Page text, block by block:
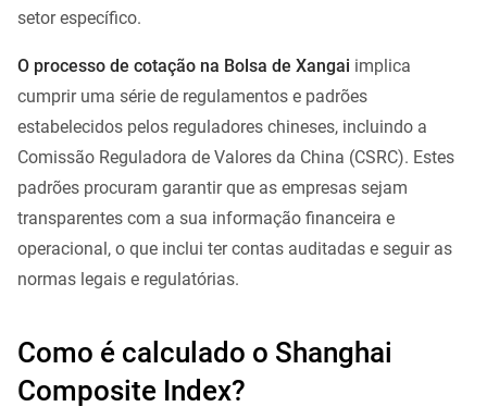
setor específico.
O processo de cotação na Bolsa de Xangai implica
cumprir uma série de regulamentos e padrões
estabelecidos pelos reguladores chineses, incluindo a
Comissão Reguladora de Valores da China (CSRC). Estes
padrões procuram garantir que as empresas sejam
transparentes com a sua informação financeira e
operacional, o que inclui ter contas auditadas e seguir as
normas legais e regulatórias.
Como é calculado o Shanghai
Composite Index?